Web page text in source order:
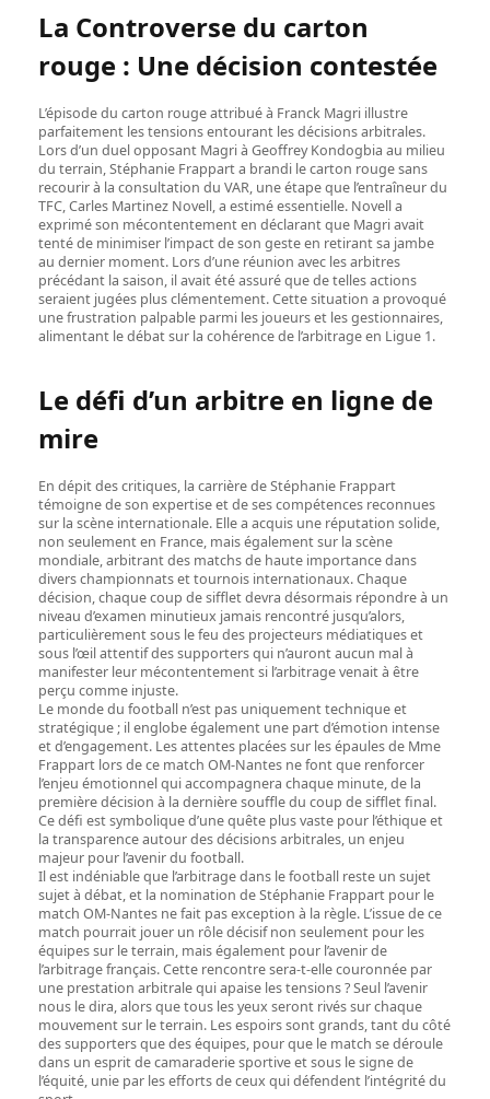
La Controverse du carton
rouge : Une décision contestée
L’épisode du carton rouge attribué à Franck Magri illustre
parfaitement les tensions entourant les décisions arbitrales.
Lors d’un duel opposant Magri à Geoffrey Kondogbia au milieu
du terrain, Stéphanie Frappart a brandi le carton rouge sans
recourir à la consultation du VAR, une étape que l’entraîneur du
TFC, Carles Martinez Novell, a estimé essentielle. Novell a
exprimé son mécontentement en déclarant que Magri avait
tenté de minimiser l’impact de son geste en retirant sa jambe
au dernier moment. Lors d’une réunion avec les arbitres
précédant la saison, il avait été assuré que de telles actions
seraient jugées plus clémentement. Cette situation a provoqué
une frustration palpable parmi les joueurs et les gestionnaires,
alimentant le débat sur la cohérence de l’arbitrage en Ligue 1.
Le défi d’un arbitre en ligne de
mire
En dépit des critiques, la carrière de Stéphanie Frappart
témoigne de son expertise et de ses compétences reconnues
sur la scène internationale. Elle a acquis une réputation solide,
non seulement en France, mais également sur la scène
mondiale, arbitrant des matchs de haute importance dans
divers championnats et tournois internationaux. Chaque
décision, chaque coup de sifflet devra désormais répondre à un
niveau d’examen minutieux jamais rencontré jusqu’alors,
particulièrement sous le feu des projecteurs médiatiques et
sous l’œil attentif des supporters qui n’auront aucun mal à
manifester leur mécontentement si l’arbitrage venait à être
perçu comme injuste.
Le monde du football n’est pas uniquement technique et
stratégique ; il englobe également une part d’émotion intense
et d’engagement. Les attentes placées sur les épaules de Mme
Frappart lors de ce match OM-Nantes ne font que renforcer
l’enjeu émotionnel qui accompagnera chaque minute, de la
première décision à la dernière souffle du coup de sifflet final.
Ce défi est symbolique d’une quête plus vaste pour l’éthique et
la transparence autour des décisions arbitrales, un enjeu
majeur pour l’avenir du football.
Il est indéniable que l’arbitrage dans le football reste un sujet
sujet à débat, et la nomination de Stéphanie Frappart pour le
match OM-Nantes ne fait pas exception à la règle. L’issue de ce
match pourrait jouer un rôle décisif non seulement pour les
équipes sur le terrain, mais également pour l’avenir de
l’arbitrage français. Cette rencontre sera-t-elle couronnée par
une prestation arbitrale qui apaise les tensions ? Seul l’avenir
nous le dira, alors que tous les yeux seront rivés sur chaque
mouvement sur le terrain. Les espoirs sont grands, tant du côté
des supporters que des équipes, pour que le match se déroule
dans un esprit de camaraderie sportive et sous le signe de
l’équité, unie par les efforts de ceux qui défendent l’intégrité du